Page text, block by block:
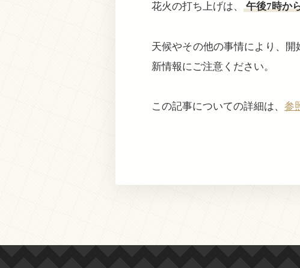
花火の打ち上げは、 午後7時か
天候やその他の事情により、
新情報にご注意ください。
この記事についての詳細は、 参